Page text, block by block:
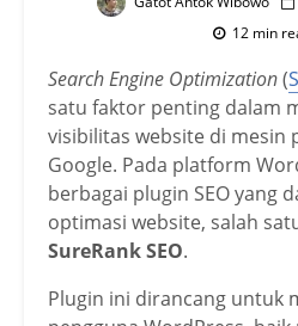
12 min
Search Engine Optimization(
satu faktor penting dalam
visibilitas website di mesin
Google. Pada platform
berbagai plugin SEO yang
optimasi website, salah
SureRank SEO.
Plugin ini dirancang untuk